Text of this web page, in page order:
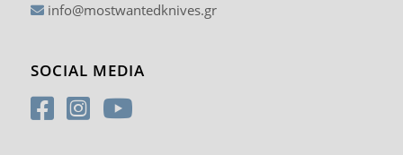
info@mostwantedknives.gr
SOCIAL MEDIA